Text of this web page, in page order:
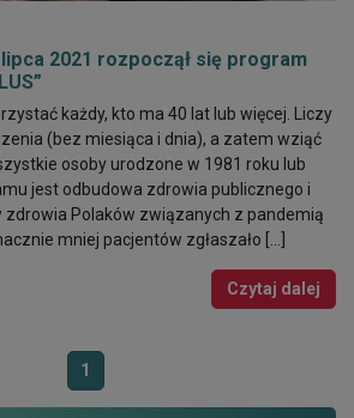
2021 rozpoczął się program
każdy, kto ma 40 lat lub więcej. Liczy
(bez miesiąca i dnia), a zatem wziąć
osoby urodzone w 1981 roku lub
jest odbudowa zdrowia publicznego i
Polaków związanych z pandemią
mniej pacjentów zgłaszało […]
Czytaj dalej
1